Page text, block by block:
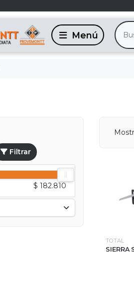
Filtrar
$ 182.810
TOTAL
SIERRA